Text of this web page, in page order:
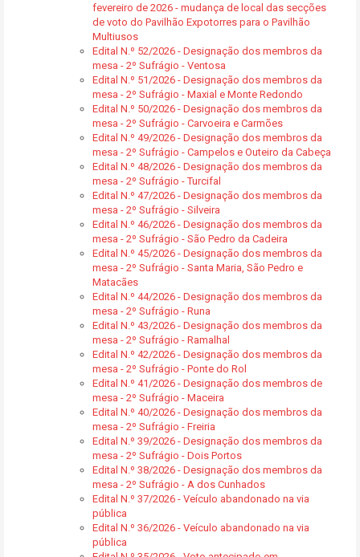
fevereiro de 2026 - mudança de local das secções
de voto do Pavilhão Expotorres para o Pavilhão
Multiusos
Edital N.º 52/2026 - Designação dos membros da
mesa - 2º Sufrágio - Ventosa
Edital N.º 51/2026 - Designação dos membros da
mesa - 2º Sufrágio - Maxial e Monte Redondo
Edital N.º 50/2026 - Designação dos membros da
mesa - 2º Sufrágio - Carvoeira e Carmões
Edital N.º 49/2026 - Designação dos membros da
mesa - 2º Sufrágio - Campelos e Outeiro da Cabeça
Edital N.º 48/2026 - Designação dos membros da
mesa - 2º Sufrágio - Turcifal
Edital N.º 47/2026 - Designação dos membros da
mesa - 2º Sufrágio - Silveira
Edital N.º 46/2026 - Designação dos membros da
mesa - 2º Sufrágio - São Pedro da Cadeira
Edital N.º 45/2026 - Designação dos membros da
mesa - 2º Sufrágio - Santa Maria, São Pedro e
Matacães
Edital N.º 44/2026 - Designação dos membros da
mesa - 2º Sufrágio - Runa
Edital N.º 43/2026 - Designação dos membros da
mesa - 2º Sufrágio - Ramalhal
Edital N.º 42/2026 - Designação dos membros da
mesa - 2º Sufrágio - Ponte do Rol
Edital N.º 41/2026 - Designação dos membros de
mesa - 2º Sufrágio - Maceira
Edital N.º 40/2026 - Designação dos membros da
mesa - 2º Sufrágio - Freiria
Edital N.º 39/2026 - Designação dos membros da
mesa - 2º Sufrágio - Dois Portos
Edital N.º 38/2026 - Designação dos membros da
mesa - 2º Sufrágio - A dos Cunhados
Edital N.º 37/2026 - Veículo abandonado na via
pública
Edital N.º 36/2026 - Veículo abandonado na via
pública